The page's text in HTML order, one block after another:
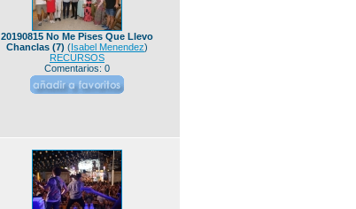
20190815 No Me Pises Que Llevo
Chanclas (7) (Isabel Menendez)
RECURSOS
Comentarios: 0